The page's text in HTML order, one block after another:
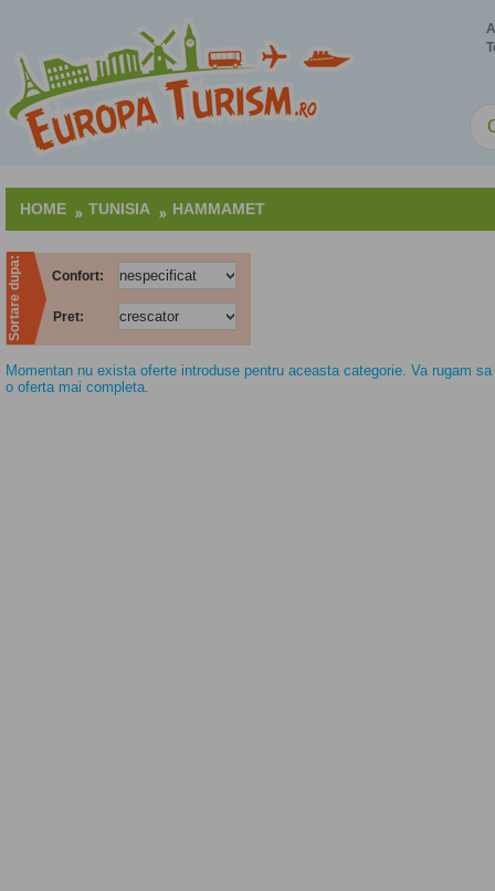
HOME TUNISIA HAMMAMET
Sortare dupa: Confort:
Pret:
Momentan nu exista oferte introduse pentru aceasta categorie. Va rugam
o oferta mai completa.